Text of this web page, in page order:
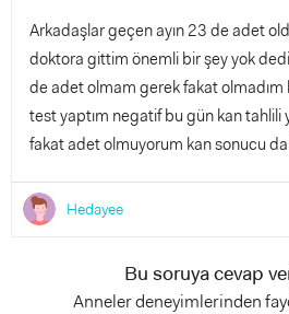
Arkadaşlar geçen ayın 23 de adet
doktora gittim önemli bir şey yok
de adet olmam gerek fakat
test yaptım negatif bu gün kan tahlili
fakat adet olmuyorum kan sonucu
Hedayee
Bu soruya cevap
Anneler deneyimlerinden